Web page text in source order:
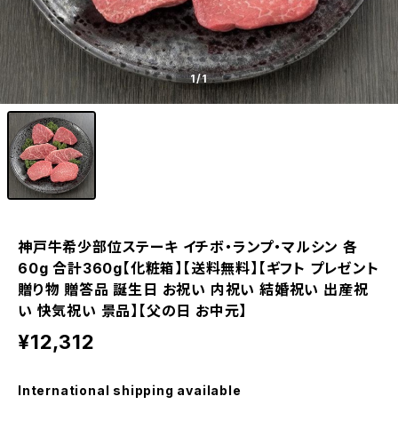
1/1
神戸牛希少部位ステーキ イチボ・ランプ・マルシン 各
60g 合計360g【化粧箱】【送料無料】【ギフト プレゼント
贈り物 贈答品 誕生日 お祝い 内祝い 結婚祝い 出産祝
い 快気祝い 景品】【父の日 お中元】
¥12,312
International shipping available